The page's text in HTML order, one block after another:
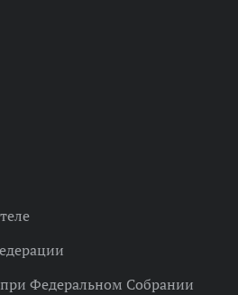
при Федеральном Собрании